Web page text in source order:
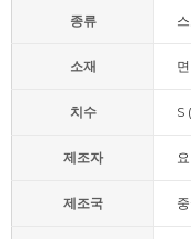
종류
소재
치수 S
제조자
제조국